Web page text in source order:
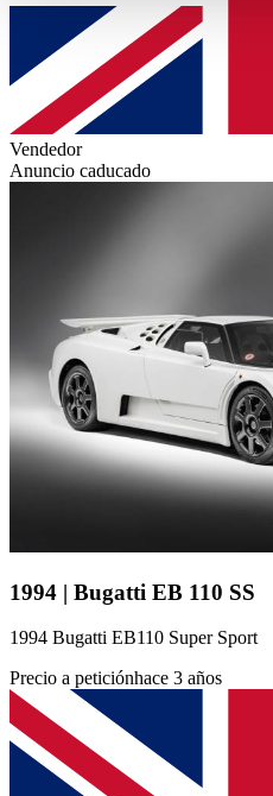
haben oder die sie im
gesammelt haben.
Vendedor
Anuncio caducado
1994 | Bugatti EB 110 SS
1994 Bugatti EB110 Super Sport
Precio a peticiónhace 3 años